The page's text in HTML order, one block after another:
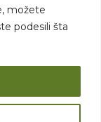
možete
podesili šta